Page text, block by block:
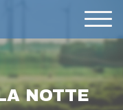
NOTTE